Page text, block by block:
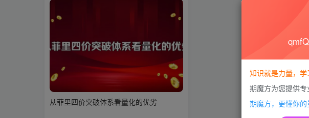
从菲里四价突破体系看量化的优劣
知识就是力量，
期魔方为您提供
期魔方，更懂你